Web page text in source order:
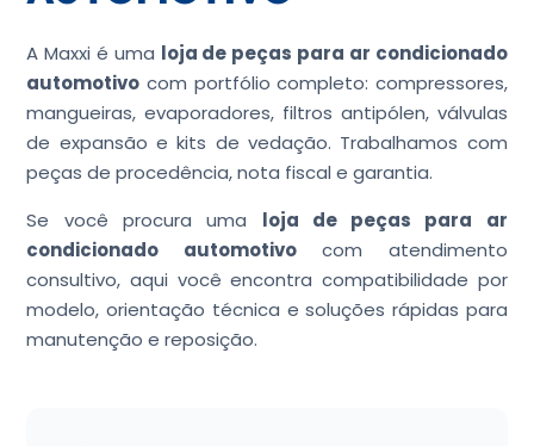
A Maxxi é uma loja de peças para ar condicionado
automotivo com portfólio completo: compressores,
mangueiras, evaporadores, filtros antipólen, válvulas
de expansão e kits de vedação. Trabalhamos com
peças de procedência, nota fiscal e garantia.
Se você procura uma loja de peças para ar
condicionado automotivocom atendimento
consultivo, aqui você encontra compatibilidade por
modelo, orientação técnica e soluções rápidas para
manutenção e reposição.